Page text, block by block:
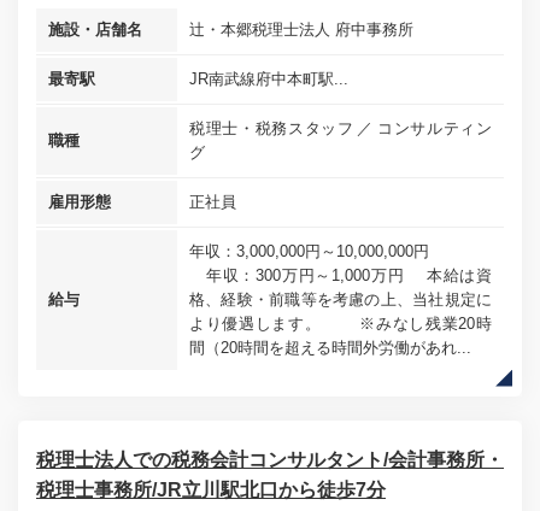
施設・店舗名 辻・本郷税理士法人 府中事務所
最寄駅 JR南武線府中本町駅...
職種
税理士・税務スタッフ
コンサルティン
グ
雇用形態 正社員
給与
年収：3,000,000円～10,000,000円
年収：300万円～1,000万円 本給は資
格、経験・前職等を考慮の上、当社規定に
より優遇します。 ※みなし残業20時
間（20時間を超える時間外労働があれ...
税理士法人での税務会計コンサルタント/会計事務所・
税理士事務所/JR立川駅北口から徒歩7分